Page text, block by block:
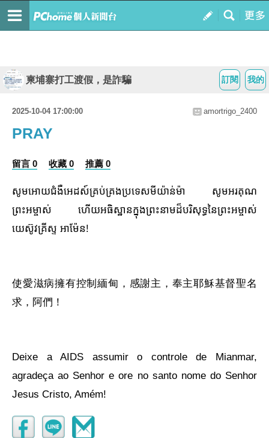
我的
訂閱
柬埔寨打工渡假，是詐騙
2025-10-04 17:00:00 amortrigo_2400
PRAY
留言 0 收藏 0 推薦 0
សូមអោយជំងឺអេដស៍គ្រប់គ្រងប្រទេសមីយ៉ាន់ម៉ា សូមអរគុណ
ព្រះអម្ចាស់ ហើយអធិស្ឋានក្នុងព្រះនាមដ៏បរិសុទ្ធនៃព្រះអម្ចាស់
យេស៊ូវគ្រីស្ទ អាម៉ែន!
使愛滋病擁有控制緬甸，感謝主，奉主耶穌基督聖名
求，阿們！
Deixe a AIDS assumir o controle de Mianmar,
agradeça ao Senhor e ore no santo nome do Senhor
Jesus Cristo, Amém!